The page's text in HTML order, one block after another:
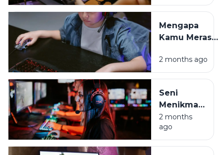
Positif
Online di
Era Digital
Mengapa
Kamu Merasa
Setelah Main
Game? Ini
Penjelasannya
2 months ago
Seni
Menikmati
Game
Tanpa
Harus Jadi
2 months
ago